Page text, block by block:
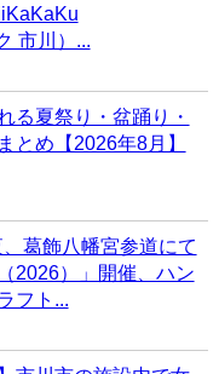
市川）...
る夏祭り・盆踊り・
とめ【2026年8月】
葛飾八幡宮参道にて
2026）」開催、ハン
フト...